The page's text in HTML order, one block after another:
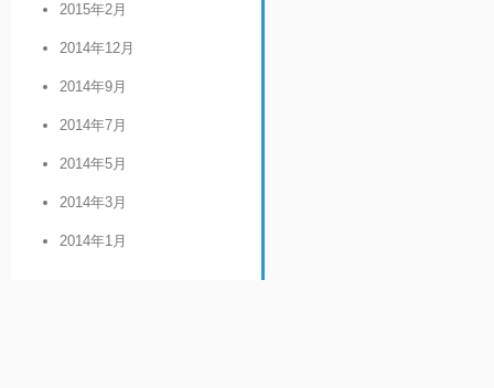
2015年2月
2014年12月
2014年9月
2014年7月
2014年5月
2014年3月
2014年1月